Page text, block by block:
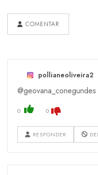
COMENTAR
pollianeoliveira2
0 0
RESPONDER